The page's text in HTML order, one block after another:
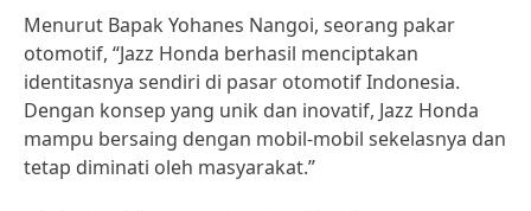
Menurut Bapak Yohanes Nangoi, seorang pakar
otomotif, “Jazz Honda berhasil menciptakan
identitasnya sendiri di pasar otomotif Indonesia.
Dengan konsep yang unik dan inovatif, Jazz Honda
mampu bersaing dengan mobil-mobil sekelasnya dan
tetap diminati oleh masyarakat.”